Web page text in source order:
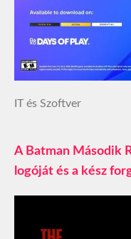
IT és Szoftver
A Batman Második
logóját és a kész